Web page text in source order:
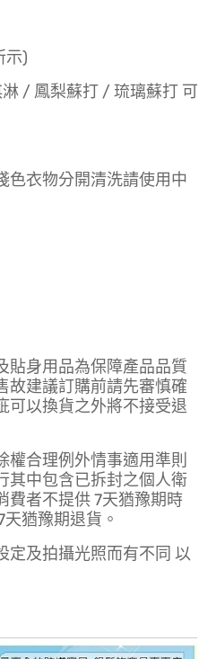
示)
/ 鳳梨蘇打 / 琉璃蘇打 可
色衣物分開清洗請使用中
貼身用品為保障產品品質
故建議訂購前請先審慎確
可以換貨之外將不接受退
合理例外情事適用準則
其中包含已拆封之個人衛
費者不提供 7天猶豫期時
猶豫期退貨。
定及拍攝光照而有不同 以